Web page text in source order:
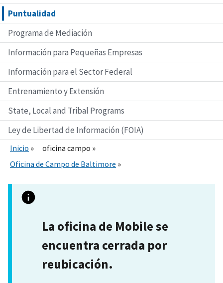
Puntualidad
Programa de Mediación
Información para Pequeñas Empresas
Información para el Sector Federal
Entrenamiento y Extensión
State, Local and Tribal Programs
Ley de Libertad de Información (FOIA)
Inicio
oficina campo
Oficina de Campo de Baltimore
La oficina de Mobile se
encuentra cerrada por
reubicación.